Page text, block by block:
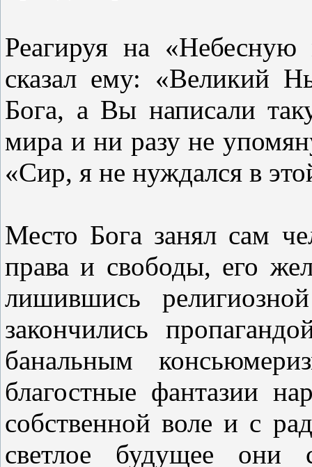
Реагируя на «Небесную
сказал ему: «Великий
Бога, а Вы написали
мира и ни разу не
«Сир, я не нуждался в
Место Бога занял сам
права и свободы, его
лишившись
закончились
банальным
благостные фантазии
собственной воле и с
светлое будущее